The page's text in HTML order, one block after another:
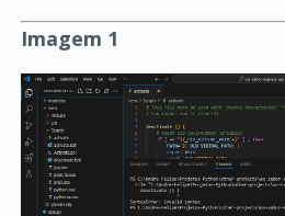
Imagem 1